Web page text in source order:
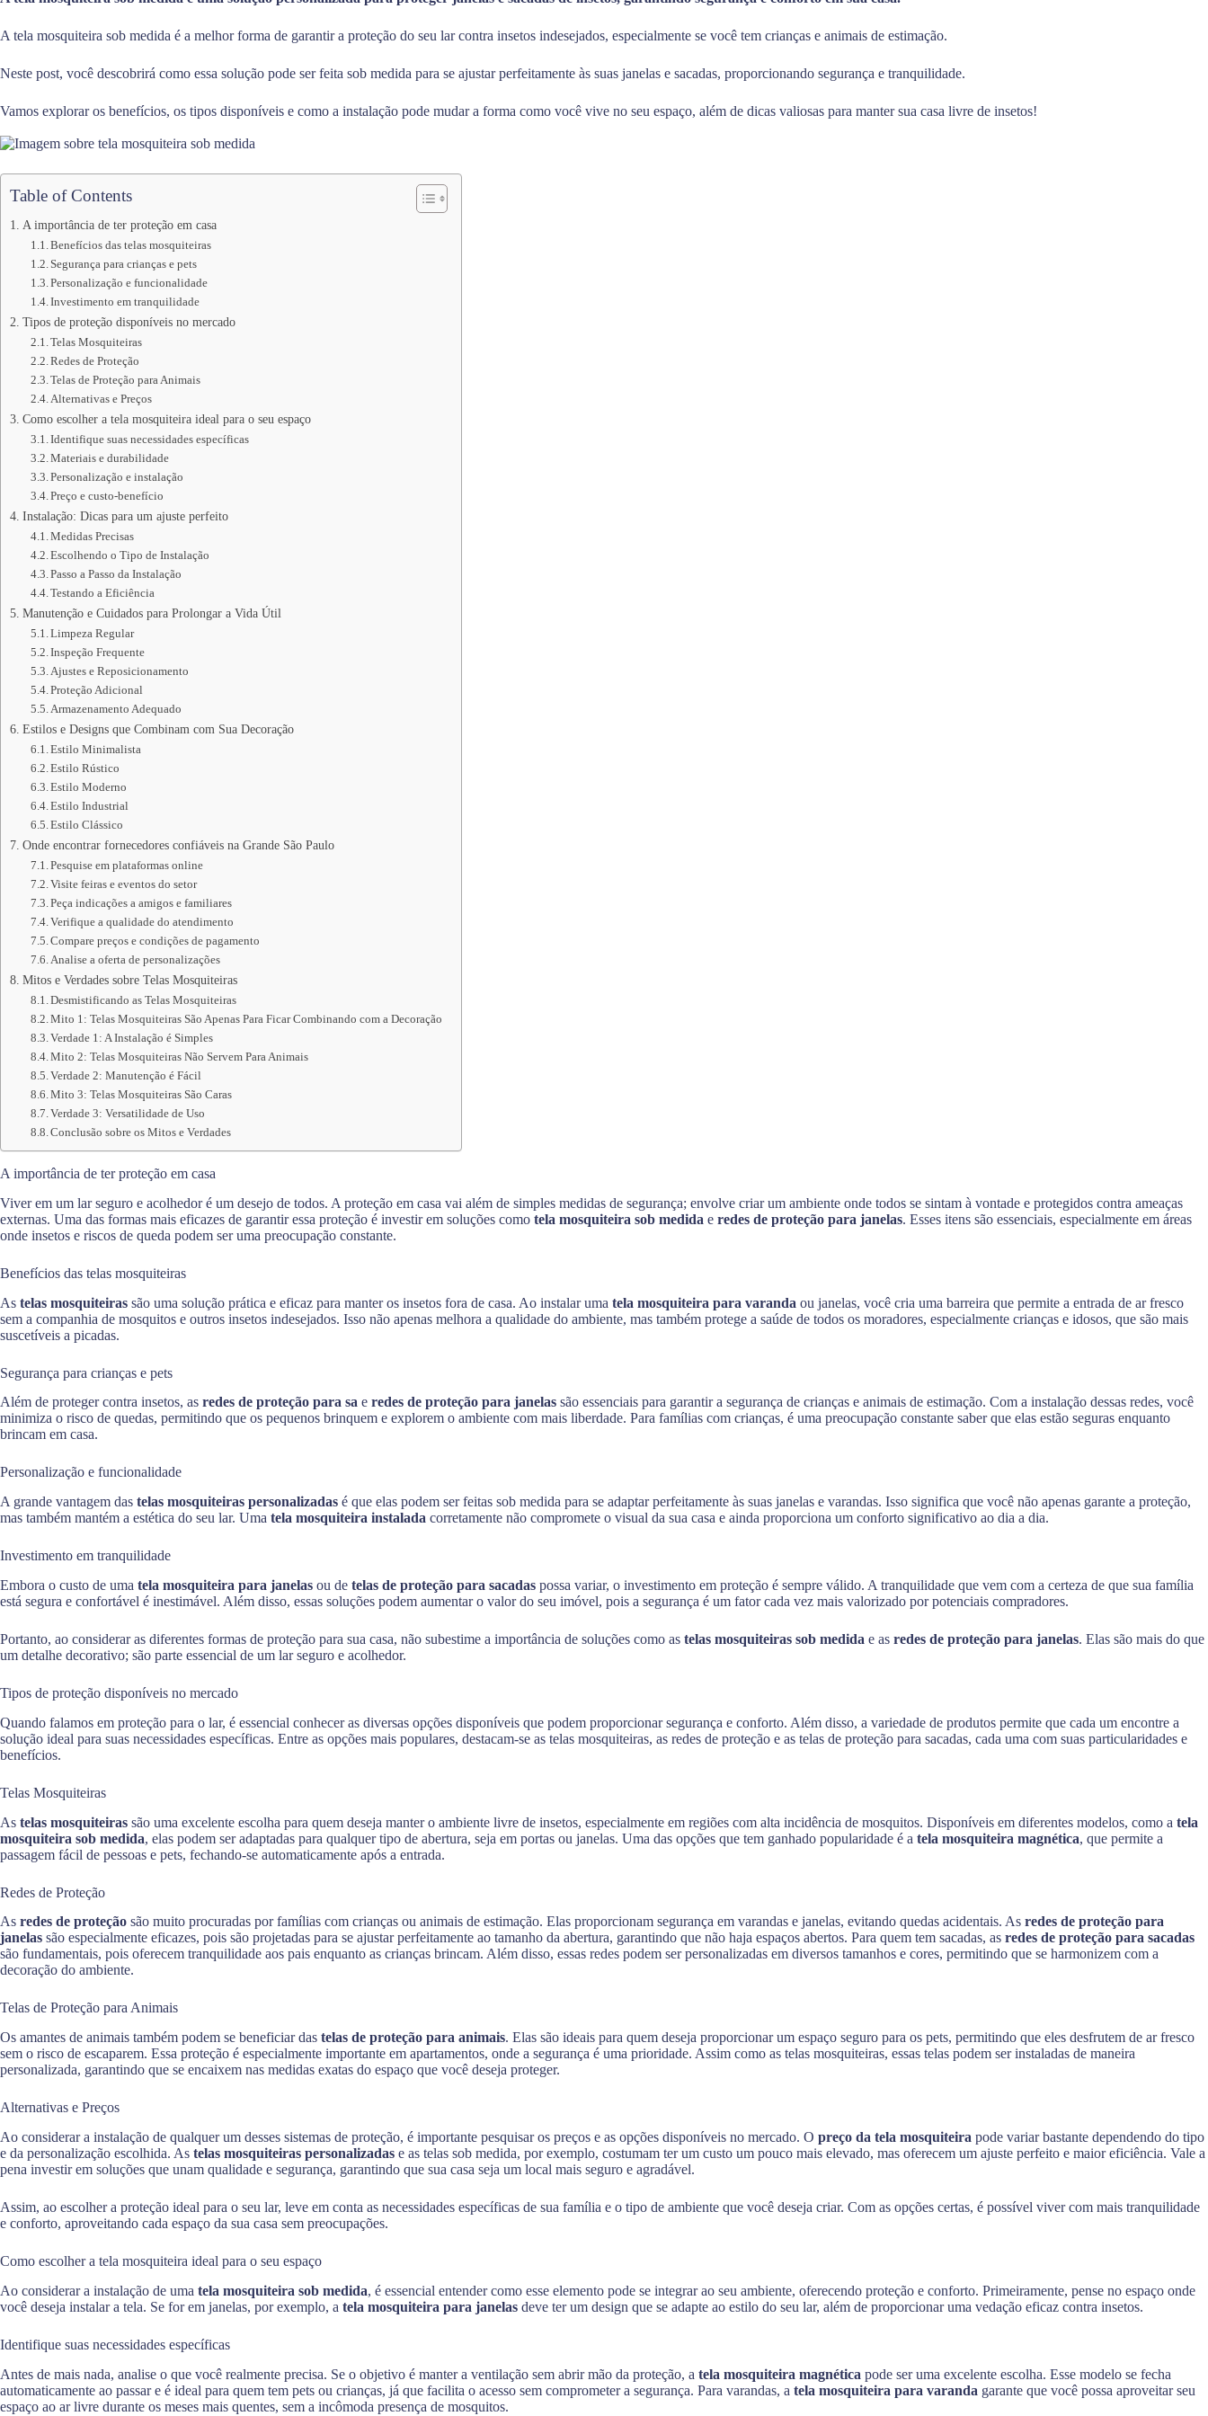
A tela mosquiteira sob medida é a melhor forma de garantir a proteção do seu lar contra insetos indesejados, especialmente se você tem crianças e animais de estimação.
Neste post, você descobrirá como essa solução pode ser feita sob medida para se ajustar perfeitamente às suas janelas e sacadas, proporcionando segurança e tranquilidade.
Vamos explorar os benefícios, os tipos disponíveis e como a instalação pode mudar a forma como você vive no seu espaço, além de dicas valiosas para manter sua casa livre de insetos!
Table of Contents
A importância de ter proteção em casa
Benefícios das telas mosquiteiras
Segurança para crianças e pets
Personalização e funcionalidade
Investimento em tranquilidade
Tipos de proteção disponíveis no mercado
Telas Mosquiteiras
Redes de Proteção
Telas de Proteção para Animais
Alternativas e Preços
Como escolher a tela mosquiteira ideal para o seu espaço
Identifique suas necessidades específicas
Materiais e durabilidade
Personalização e instalação
Preço e custo-benefício
Instalação: Dicas para um ajuste perfeito
Medidas Precisas
Escolhendo o Tipo de Instalação
Passo a Passo da Instalação
Testando a Eficiência
Manutenção e Cuidados para Prolongar a Vida Útil
Limpeza Regular
Inspeção Frequente
Ajustes e Reposicionamento
Proteção Adicional
Armazenamento Adequado
Estilos e Designs que Combinam com Sua Decoração
Estilo Minimalista
Estilo Rústico
Estilo Moderno
Estilo Industrial
Estilo Clássico
Onde encontrar fornecedores confiáveis na Grande São Paulo
Pesquise em plataformas online
Visite feiras e eventos do setor
Peça indicações a amigos e familiares
Verifique a qualidade do atendimento
Compare preços e condições de pagamento
Analise a oferta de personalizações
Mitos e Verdades sobre Telas Mosquiteiras
Desmistificando as Telas Mosquiteiras
Mito 1: Telas Mosquiteiras São Apenas Para Ficar Combinando com a Decoração
Verdade 1: A Instalação é Simples
Mito 2: Telas Mosquiteiras Não Servem Para Animais
Verdade 2: Manutenção é Fácil
Mito 3: Telas Mosquiteiras São Caras
Verdade 3: Versatilidade de Uso
Conclusão sobre os Mitos e Verdades
A importância de ter proteção em casa
Viver em um lar seguro e acolhedor é um desejo de todos. A proteção em casa vai além de simples medidas de segurança; envolve criar um ambiente onde todos se sintam à vontade e protegidos contra ameaças
externas. Uma das formas mais eficazes de garantir essa proteção é investir em soluções como tela mosquiteira sob medida e redes de proteção para janelas. Esses itens são essenciais, especialmente em áreas
onde insetos e riscos de queda podem ser uma preocupação constante.
Benefícios das telas mosquiteiras
As telas mosquiteiras são uma solução prática e eficaz para manter os insetos fora de casa. Ao instalar uma tela mosquiteira para varanda ou janelas, você cria uma barreira que permite a entrada de ar fresco
sem a companhia de mosquitos e outros insetos indesejados. Isso não apenas melhora a qualidade do ambiente, mas também protege a saúde de todos os moradores, especialmente crianças e idosos, que são mais
suscetíveis a picadas.
Segurança para crianças e pets
Além de proteger contra insetos, as redes de proteção para sa e redes de proteção para janelas são essenciais para garantir a segurança de crianças e animais de estimação. Com a instalação dessas redes, você
minimiza o risco de quedas, permitindo que os pequenos brinquem e explorem o ambiente com mais liberdade. Para famílias com crianças, é uma preocupação constante saber que elas estão seguras enquanto
brincam em casa.
Personalização e funcionalidade
A grande vantagem das telas mosquiteiras personalizadas é que elas podem ser feitas sob medida para se adaptar perfeitamente às suas janelas e varandas. Isso significa que você não apenas garante a proteção,
mas também mantém a estética do seu lar. Uma tela mosquiteira instalada corretamente não compromete o visual da sua casa e ainda proporciona um conforto significativo ao dia a dia.
Investimento em tranquilidade
Embora o custo de uma tela mosquiteira para janelas ou de telas de proteção para sacadas possa variar, o investimento em proteção é sempre válido. A tranquilidade que vem com a certeza de que sua família
está segura e confortável é inestimável. Além disso, essas soluções podem aumentar o valor do seu imóvel, pois a segurança é um fator cada vez mais valorizado por potenciais compradores.
Portanto, ao considerar as diferentes formas de proteção para sua casa, não subestime a importância de soluções como as telas mosquiteiras sob medida e as redes de proteção para janelas. Elas são mais do que
um detalhe decorativo; são parte essencial de um lar seguro e acolhedor.
Tipos de proteção disponíveis no mercado
Quando falamos em proteção para o lar, é essencial conhecer as diversas opções disponíveis que podem proporcionar segurança e conforto. Além disso, a variedade de produtos permite que cada um encontre a
solução ideal para suas necessidades específicas. Entre as opções mais populares, destacam-se as telas mosquiteiras, as redes de proteção e as telas de proteção para sacadas, cada uma com suas particularidades e
benefícios.
Telas Mosquiteiras
As telas mosquiteiras são uma excelente escolha para quem deseja manter o ambiente livre de insetos, especialmente em regiões com alta incidência de mosquitos. Disponíveis em diferentes modelos, como a tela
mosquiteira sob medida, elas podem ser adaptadas para qualquer tipo de abertura, seja em portas ou janelas. Uma das opções que tem ganhado popularidade é a tela mosquiteira magnética, que permite a
passagem fácil de pessoas e pets, fechando-se automaticamente após a entrada.
Redes de Proteção
As redes de proteção são muito procuradas por famílias com crianças ou animais de estimação. Elas proporcionam segurança em varandas e janelas, evitando quedas acidentais. As redes de proteção para
janelas são especialmente eficazes, pois são projetadas para se ajustar perfeitamente ao tamanho da abertura, garantindo que não haja espaços abertos. Para quem tem sacadas, as redes de proteção para sacadas
são fundamentais, pois oferecem tranquilidade aos pais enquanto as crianças brincam. Além disso, essas redes podem ser personalizadas em diversos tamanhos e cores, permitindo que se harmonizem com a
decoração do ambiente.
Telas de Proteção para Animais
Os amantes de animais também podem se beneficiar das telas de proteção para animais. Elas são ideais para quem deseja proporcionar um espaço seguro para os pets, permitindo que eles desfrutem de ar fresco
sem o risco de escaparem. Essa proteção é especialmente importante em apartamentos, onde a segurança é uma prioridade. Assim como as telas mosquiteiras, essas telas podem ser instaladas de maneira
personalizada, garantindo que se encaixem nas medidas exatas do espaço que você deseja proteger.
Alternativas e Preços
Ao considerar a instalação de qualquer um desses sistemas de proteção, é importante pesquisar os preços e as opções disponíveis no mercado. O preço da tela mosquiteira pode variar bastante dependendo do tipo
e da personalização escolhida. As telas mosquiteiras personalizadas e as telas sob medida, por exemplo, costumam ter um custo um pouco mais elevado, mas oferecem um ajuste perfeito e maior eficiência. Vale a
pena investir em soluções que unam qualidade e segurança, garantindo que sua casa seja um local mais seguro e agradável.
Assim, ao escolher a proteção ideal para o seu lar, leve em conta as necessidades específicas de sua família e o tipo de ambiente que você deseja criar. Com as opções certas, é possível viver com mais tranquilidade
e conforto, aproveitando cada espaço da sua casa sem preocupações.
Como escolher a tela mosquiteira ideal para o seu espaço
Ao considerar a instalação de uma tela mosquiteira sob medida, é essencial entender como esse elemento pode se integrar ao seu ambiente, oferecendo proteção e conforto. Primeiramente, pense no espaço onde
você deseja instalar a tela. Se for em janelas, por exemplo, a tela mosquiteira para janelas deve ter um design que se adapte ao estilo do seu lar, além de proporcionar uma vedação eficaz contra insetos.
Identifique suas necessidades específicas
Antes de mais nada, analise o que você realmente precisa. Se o objetivo é manter a ventilação sem abrir mão da proteção, a tela mosquiteira magnética pode ser uma excelente escolha. Esse modelo se fecha
automaticamente ao passar e é ideal para quem tem pets ou crianças, já que facilita o acesso sem comprometer a segurança. Para varandas, a tela mosquiteira para varanda garante que você possa aproveitar seu
espaço ao ar livre durante os meses mais quentes, sem a incômoda presença de mosquitos.